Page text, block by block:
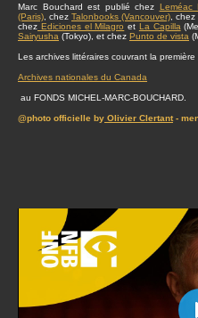
Marc Bouchard est publié chez Leméac
(Paris) , chez Talonbooks (Vancouver) , chez
chez Ediciones el Milagro et La Capilla
Sairyusha (Tokyo), et chez Punto de vista
Les archives littéraires couvrant la
Archives nationales du Canada
au FONDS MICHEL-MARC-BOUCHARD.
@photo officielle by Olivier Clertant-